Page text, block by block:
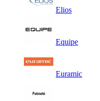
Elios
Equipe
Euramic